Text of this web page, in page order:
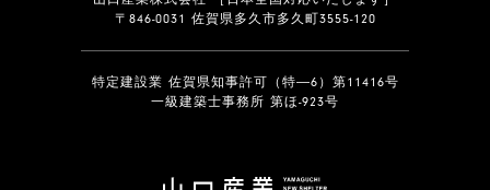
〒846-0031 佐賀県多久市多久町3555-120
特定建設業 佐賀県知事許可（特―6）第11416号
一級建築士事務所 第ほ-923号